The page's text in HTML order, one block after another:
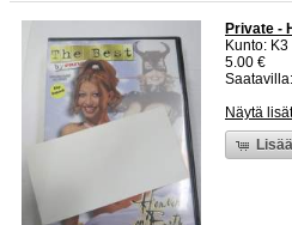
Private -
Kunto:
5.00 €
Näytä